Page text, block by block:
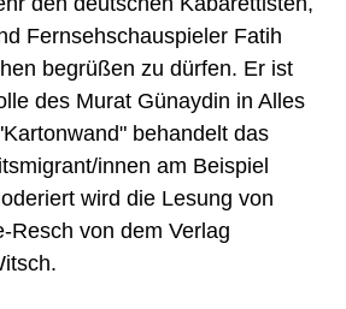
Fernsehschauspieler Fatih
begrüßen zu dürfen. Er ist
des Murat Günaydin in Alles
behandelt das
innen am Beispiel
wird die Lesung von
Resch von dem Verlag